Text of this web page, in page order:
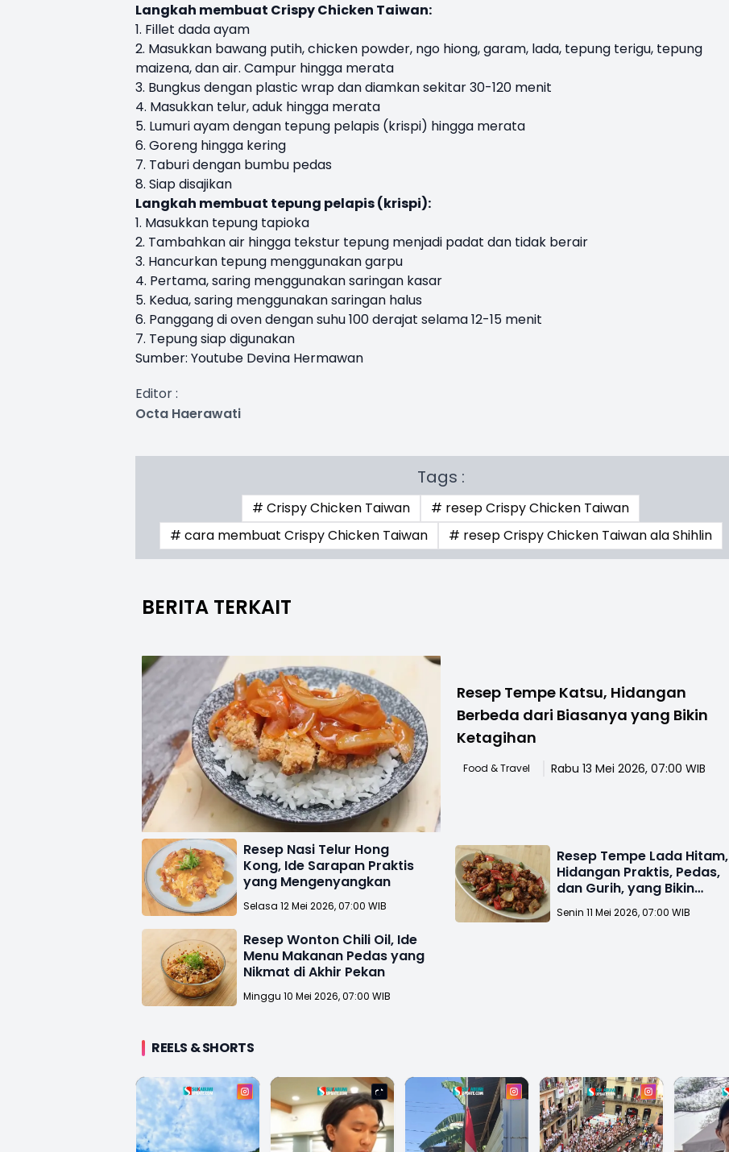
Langkah membuat Crispy Chicken Taiwan:
1. Fillet dada ayam
2. Masukkan bawang putih, chicken powder, ngo hiong, garam, lada, tepung terigu, tepung
maizena, dan air. Campur hingga merata
3. Bungkus dengan plastic wrap dan diamkan sekitar 30-120 menit
4. Masukkan telur, aduk hingga merata
5. Lumuri ayam dengan tepung pelapis (krispi) hingga merata
6. Goreng hingga kering
7. Taburi dengan bumbu pedas
8. Siap disajikan
Langkah membuat tepung pelapis (krispi):
1. Masukkan tepung tapioka
2. Tambahkan air hingga tekstur tepung menjadi padat dan tidak berair
3. Hancurkan tepung menggunakan garpu
4. Pertama, saring menggunakan saringan kasar
5. Kedua, saring menggunakan saringan halus
6. Panggang di oven dengan suhu 100 derajat selama 12-15 menit
7. Tepung siap digunakan
Sumber: Youtube Devina Hermawan
Editor :
Octa Haerawati
Tags :
# Crispy Chicken Taiwan
# resep Crispy Chicken Taiwan
# cara membuat Crispy Chicken Taiwan
# resep Crispy Chicken Taiwan ala Shihlin
BERITA TERKAIT
Resep Tempe Katsu, Hidangan
Berbeda dari Biasanya yang Bikin
Ketagihan
Food & Travel Rabu 13 Mei 2026, 07:00 WIB
Resep Nasi Telur Hong
Kong, Ide Sarapan Praktis
yang Mengenyangkan
Selasa 12 Mei 2026, 07:00 WIB
Resep Tempe Lada Hitam,
Hidangan Praktis, Pedas,
dan Gurih, yang Bikin
Ketagihan
Senin 11 Mei 2026, 07:00 WIB
Resep Wonton Chili Oil, Ide
Menu Makanan Pedas yang
Nikmat di Akhir Pekan
Minggu 10 Mei 2026, 07:00 WIB
REELS & SHORTS